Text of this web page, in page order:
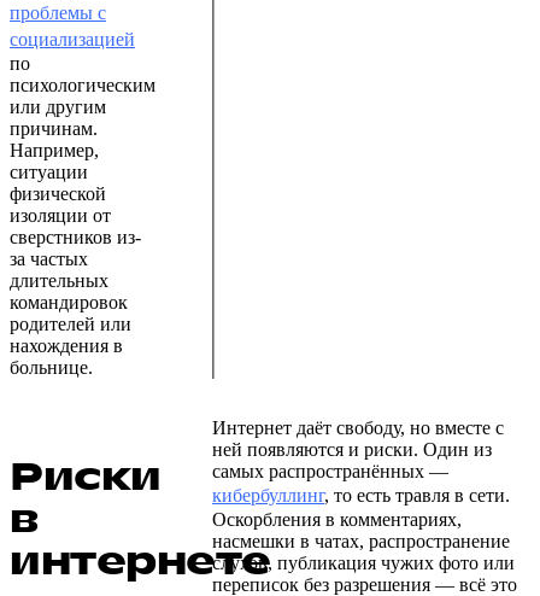
проблемы с
социализацией
по
психологическим
или другим
причинам.
Например,
ситуации
физической
изоляции от
сверстников из-
за частых
длительных
командировок
родителей или
нахождения в
больнице.
Риски
в
интернете
Интернет даёт свободу, но вместе с
ней появляются и риски. Один из
самых распространённых —
кибербуллинг, то есть травля в сети.
Оскорбления в комментариях,
насмешки в чатах, распространение
слухов, публикация чужих фото или
переписок без разрешения — всё это